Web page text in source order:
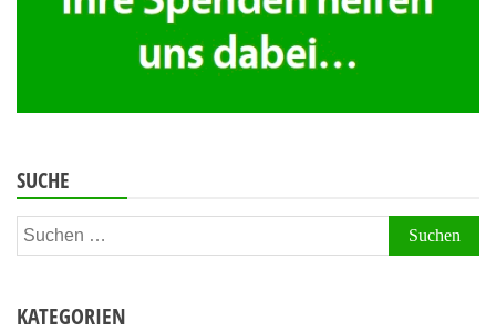
SUCHE
Suchen
nach:
KATEGORIEN